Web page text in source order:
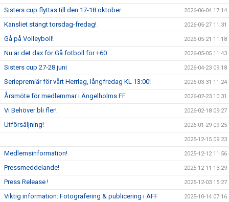
Sisters cup flyttas till den 17-18 oktober 2026-06-04 17:14
Kansliet stängt torsdag-fredag! 2026-05-27 11:31
Gå på Volleyboll! 2026-05-21 11:18
Nu är det dax för Gå fotboll för +60 2026-05-05 11:43
Sisters cup 27-28 juni 2026-04-23 09:18
Seriepremiär för vårt Herrlag, långfredag KL 13:00! 2026-03-31 11:24
Årsmöte för medlemmar i Ängelholms FF 2026-02-23 10:31
Vi Behöver bli fler! 2026-02-18 09:27
Utförsäljning! 2026-01-29 09:25
2025-12-15 09:23
Medlemsinformation! 2025-12-12 11:56
Pressmeddelande! 2025-12-11 13:29
Press Release ! 2025-12-03 15:27
Viktig information: Fotografering & publicering i ÄFF 2025-10-14 07:16